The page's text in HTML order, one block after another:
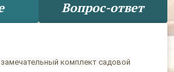
Вопрос-ответ
комплект садовой